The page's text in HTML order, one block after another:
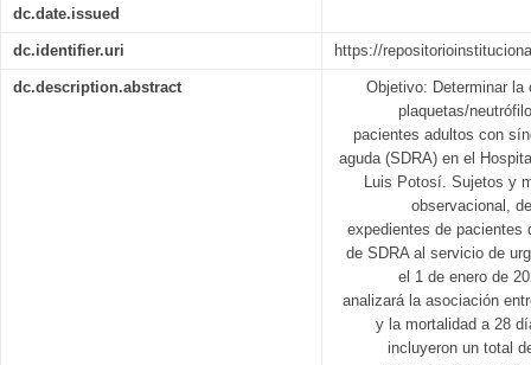
dc.date.issued
dc.identifier.uri https://
dc.description.abstract
Objetivo: Determinar
plaquetas/
pacientes adultos con
aguda (SDRA) en el
Luis Potosí. Sujetos y
observacional,
expedientes de pacientes
de SDRA al servicio de
el 1 de enero de
analizará la asociación
y la mortalidad a 28
incluyeron un total